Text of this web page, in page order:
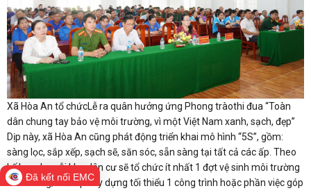
Xã Hòa An tổ chứcLễ ra quân hưởng ứng Phong tràothi đua “Toàn
dân chung tay bảo vệ môi trường, vì một Việt Nam xanh, sạch, đẹp”
Dịp này, xã Hòa An cũng phát động triển khai mô hình “5S”, gồm:
sàng lọc, sắp xếp, sạch sẽ, săn sóc, sẵn sàng tại tất cả các ấp. Theo
kế hoạch, mỗi khu dân cư sẽ tổ chức ít nhất 1 đợt vệ sinh môi trường
mỗi tháng; mỗi ấp xây dựng tối thiểu 1 công trình hoặc phần việc góp
Đã kết nối EMC